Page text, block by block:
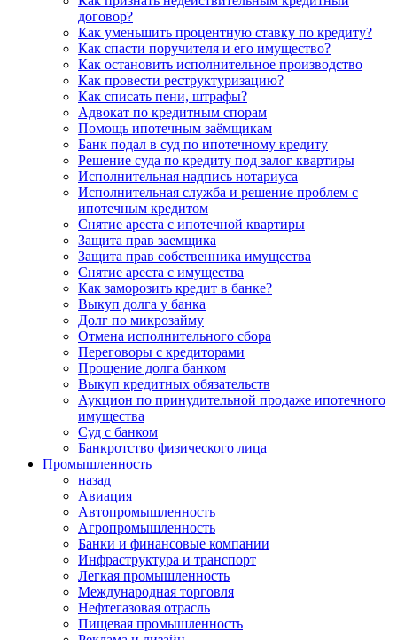
договор?
Как уменьшить процентную ставку по кредиту?
Как спасти поручителя и его имущество?
Как остановить исполнительное производство
Как провести реструктуризацию?
Как списать пени, штрафы?
Адвокат по кредитным спорам
Помощь ипотечным заёмщикам
Банк подал в суд по ипотечному кредиту
Решение суда по кредиту под залог квартиры
Исполнительная надпись нотариуса
Исполнительная служба и решение проблем с
ипотечным кредитом
Снятие ареста с ипотечной квартиры
Защита прав заемщика
Защита прав собственника имущества
Снятие ареста с имущества
Как заморозить кредит в банке?
Выкуп долга у банка
Долг по микрозайму
Отмена исполнительного сбора
Переговоры с кредиторами
Прощение долга банком
Выкуп кредитных обязательств
Аукцион по принудительной продаже ипотечного
имущества
Суд с банком
Банкротство физического лица
Промышленность
назад
Авиация
Автопромышленность
Агропромышленность
Банки и финансовые компании
Инфраструктура и транспорт
Легкая промышленность
Международная торговля
Нефтегазовая отрасль
Пищевая промышленность